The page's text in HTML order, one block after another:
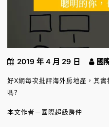
2019 年 4 月 29 日 國
好X網每次批評海外房地產，其
嗎?
本文作者－國際超級房仲